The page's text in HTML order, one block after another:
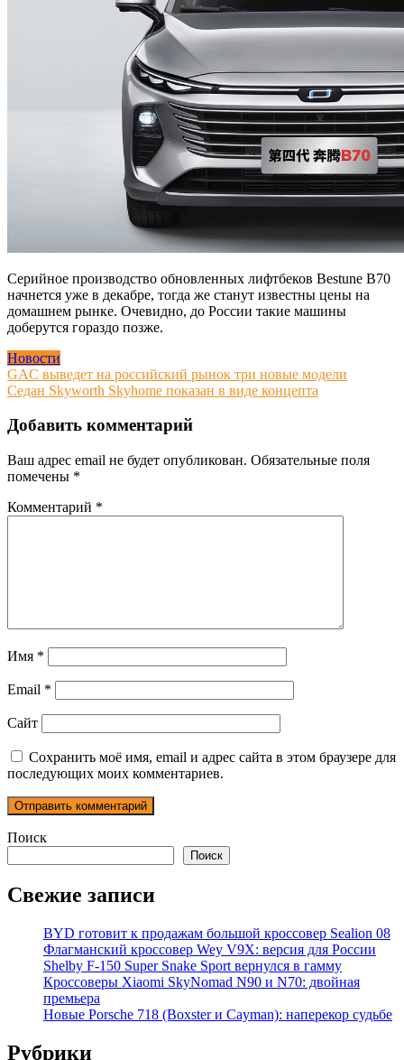
Серийное производство обновленных лифтбеков Bestune B70
начнется уже в декабре, тогда же станут известны цены на
домашнем рынке. Очевидно, до России такие машины
доберутся гораздо позже.
Новости
Навигация
по
записям
GAC выведет на российский рынок три новые модели
Седан Skyworth Skyhome показан в виде концепта
Добавить комментарий
Ваш адрес email не будет опубликован. Обязательные поля
помечены *
Комментарий *
Имя *
Email *
Сайт
Сохранить моё имя, email и адрес сайта в этом браузере для
последующих моих комментариев.
Поиск
Поиск
Свежие записи
BYD готовит к продажам большой кроссовер Sealion 08
Флагманский кроссовер Wey V9X: версия для России
Shelby F-150 Super Snake Sport вернулся в гамму
Кроссоверы Xiaomi SkyNomad N90 и N70: двойная
премьера
Новые Porsche 718 (Boxster и Cayman): наперекор судьбе
Рубрики